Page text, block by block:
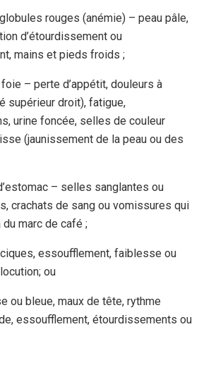
rouges (anémie) – peau pâle,
d’étourdissement ou
mains et pieds froids ;
– perte d’appétit, douleurs à
supérieur droit), fatigue,
urine foncée, selles de couleur
(jaunissement de la peau ou des
– selles sanglantes ou
crachats de sang ou vomissures qui
marc de café ;
essoufflement, faiblesse ou
ou
ou bleue, maux de tête, rythme
essoufflement, étourdissements ou